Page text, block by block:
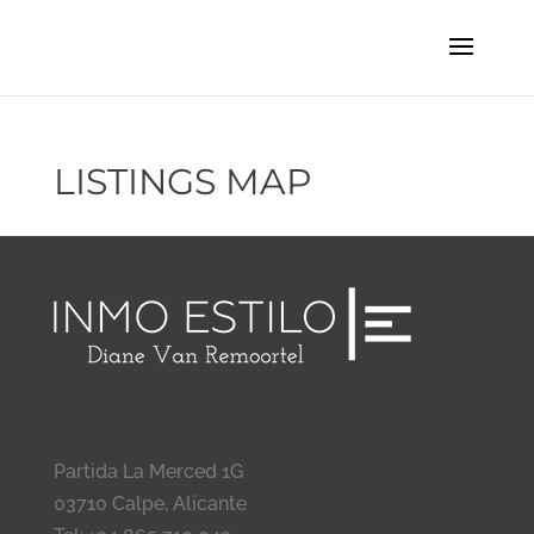
LISTINGS MAP
Partida La Merced 1G
03710 Calpe, Alicante